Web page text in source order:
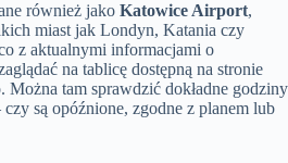
również jako Katowice Airport,
miast jak Londyn, Katania czy
z aktualnymi informacjami o
na tablicę dostępną na stronie
tam sprawdzić dokładne godziny
są opóźnione, zgodne z planem lub